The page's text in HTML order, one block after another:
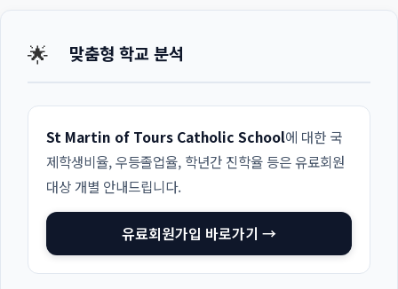
🌟 맞춤형 학교 분석
St Martin of Tours Catholic School에 대한 국
제학생비율, 우등졸업율, 학년간 진학율 등은 유료회원
대상 개별 안내드립니다.
유료회원가입 바로가기 →